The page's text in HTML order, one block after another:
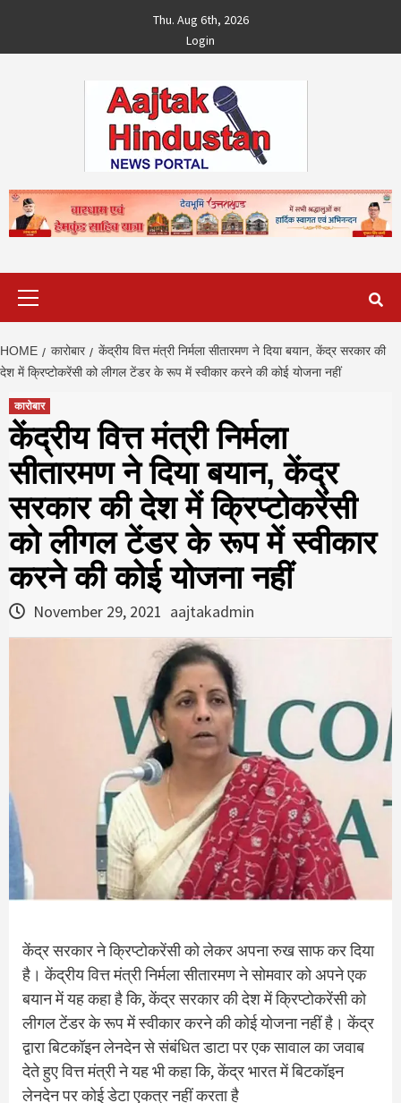
content
Thu. Aug 6th, 2026
Login
HOME कारोबार
केंद्रीय वित्त मंत्री निर्मला सीतारमण ने दिया बयान, केंद्र सरकार की
देश में क्रिप्टोकरेंसी को लीगल टेंडर के रूप में स्वीकार करने की कोई योजना नहीं
कारोबार
केंद्रीय वित्त मंत्री निर्मला
सीतारमण ने दिया बयान, केंद्र
सरकार की देश में क्रिप्टोकरेंसी
को लीगल टेंडर के रूप में स्वीकार
करने की कोई योजना नहीं
November 29, 2021 aajtakadmin
केंद्र सरकार ने क्रिप्टोकरेंसी को लेकर अपना रुख साफ कर दिया
है। केंद्रीय वित्त मंत्री निर्मला सीतारमण ने सोमवार को अपने एक
बयान में यह कहा है कि, केंद्र सरकार की देश में क्रिप्टोकरेंसी को
लीगल टेंडर के रूप में स्वीकार करने की कोई योजना नहीं है। केंद्र
द्वारा बिटकॉइन लेनदेन से संबंधित डाटा पर एक सावाल का जवाब
देते हुए वित्त मंत्री ने यह भी कहा कि, केंद्र भारत में बिटकॉइन
लेनदेन पर कोई डेटा एकत्र नहीं करता है